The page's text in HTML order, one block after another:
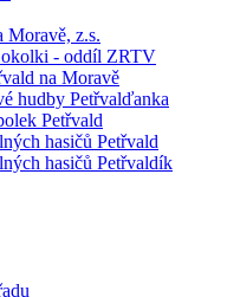
Moravě, z.s.
- oddíl ZRTV
na Moravě
hudby Petřvalďanka
Petřvald
hasičů Petřvald
hasičů Petřvaldík